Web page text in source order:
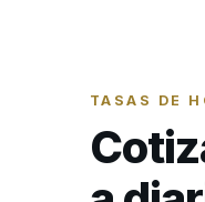
TASAS DE